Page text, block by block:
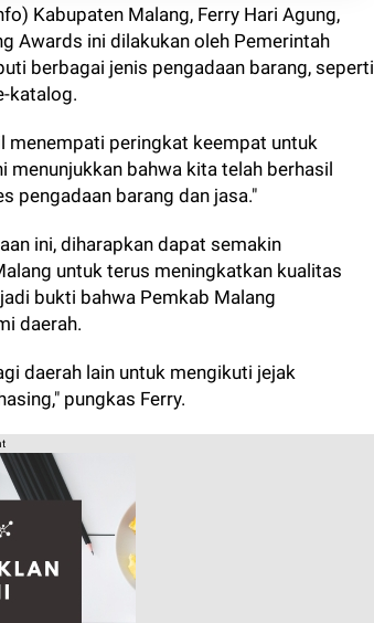
Kabupaten Malang, Ferry Hari Agung,
Awards ini dilakukan oleh Pemerintah
berbagai jenis pengadaan barang, seperti
katalog.
menempati peringkat keempat untuk
menunjukkan bahwa kita telah berhasil
pengadaan barang dan jasa."
ini, diharapkan dapat semakin
untuk terus meningkatkan kualitas
bukti bahwa Pemkab Malang
daerah.
daerah lain untuk mengikuti jejak
pungkas Ferry.